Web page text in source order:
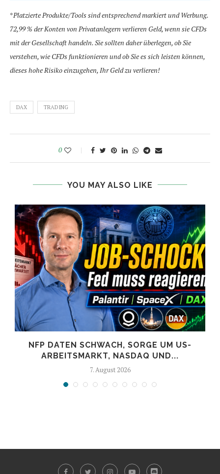
*Platzierte Produkte/Tools sind entsprechend markiert und Werbung.
72,99 % der Konten von Privatanlegern verlieren Geld, wenn sie CFDs
mit der Gesellschaft handeln. Sie sollten daher überlegen, ob Sie
verstehen, wie CFDs funktionieren und ob Sie es sich leisten können,
dieses hohe Risiko einzugehen, Ihr Geld zu verlieren!
DAX TRADING
0
YOU MAY ALSO LIKE
NFP DATEN SCHWACH, SORGE UM US-
ARBEITSMARKT, NASDAQ UND...
7. August 2026